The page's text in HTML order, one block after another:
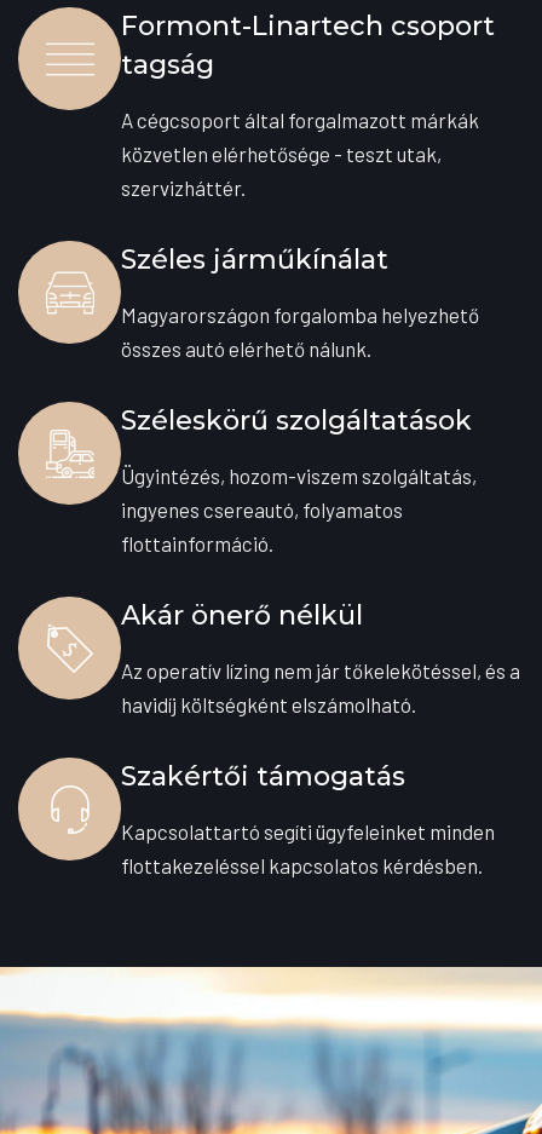
Formont-Linartech csoport
tagság
A cégcsoport által forgalmazott márkák
közvetlen elérhetősége - teszt utak,
szervizháttér.
Széles járműkínálat
Magyarországon forgalomba helyezhető
összes autó elérhető nálunk.
Széleskörű szolgáltatások
Ügyintézés, hozom-viszem szolgáltatás,
ingyenes csereautó, folyamatos
flottainformáció.
Akár önerő nélkül
Az operatív lízing nem jár tőkelekötéssel, és a
havidíj költségként elszámolható.
Szakértői támogatás
Kapcsolattartó segíti ügyfeleinket minden
flottakezeléssel kapcsolatos kérdésben.